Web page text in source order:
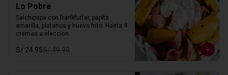
Lo Pobre
Salchipapa con frankfurter, papita
amarilla, platanos y huevo frito. Hasta 4
cremas a eleccion.
S/ 24.95S/ 49.90